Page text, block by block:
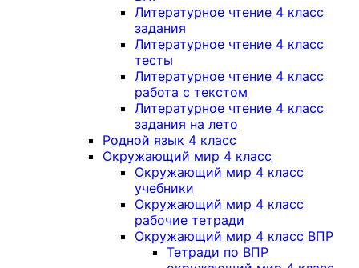
Литературное чтение 4 класс
задания
Литературное чтение 4 класс
тесты
Литературное чтение 4 класс
работа с текстом
Литературное чтение 4 класс
задания на лето
Родной язык 4 класс
Окружающий мир 4 класс
Окружающий мир 4 класс
учебники
Окружающий мир 4 класс
рабочие тетради
Окружающий мир 4 класс ВПР
Тетради по ВПР